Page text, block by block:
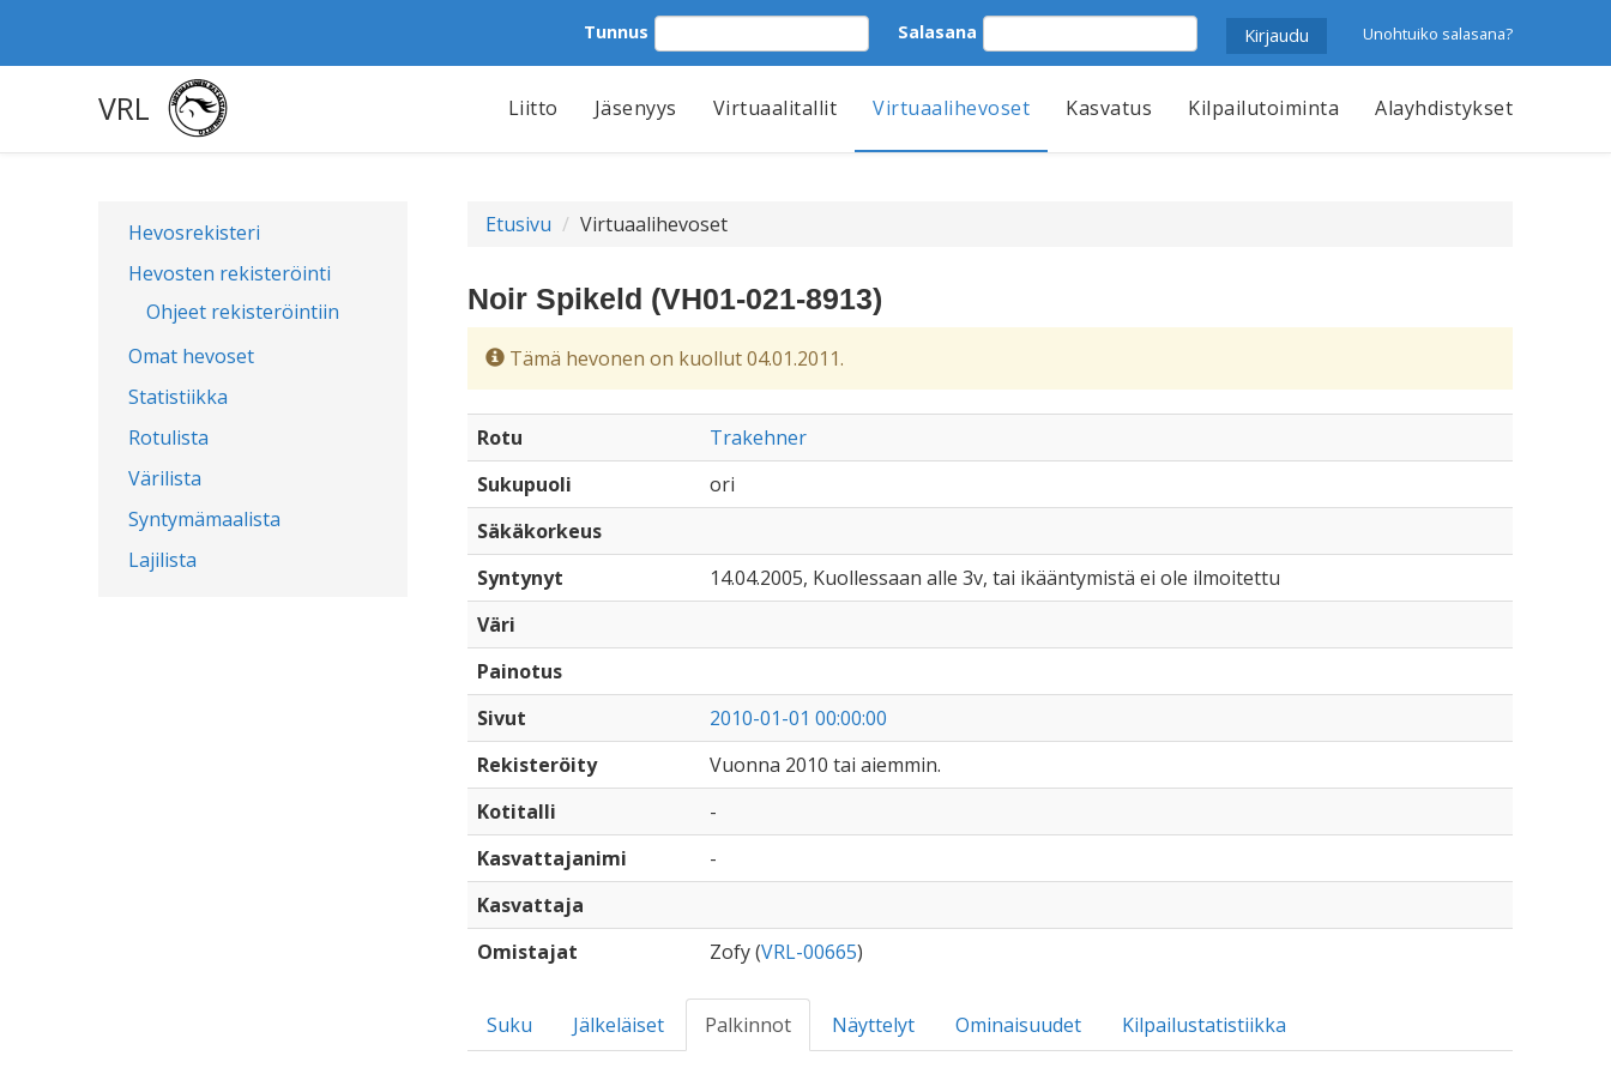
Tunnus Salasana Unohtuiko salasana?
VRL Liitto Jäsenyys Virtuaalitallit Virtuaalihevoset Kasvatus Kilpailutoiminta Alayhdistykset
Hevosrekisteri
Hevosten rekisteröinti
Ohjeet rekisteröintiin
Omat hevoset
Statistiikka
Rotulista
Värilista
Syntymämaalista
Lajilista
Etusivu Virtuaalihevoset
Noir Spikeld (VH01-021-8913)
Tämä hevonen on kuollut 04.01.2011.
Rotu
Trakehner
Sukupuoli
ori
Säkäkorkeus
Syntynyt
14.04.2005, Kuollessaan alle 3v, tai ikääntymistä ei ole ilmoitettu
Väri
Painotus
Sivut
2010-01-01 00:00:00
Rekisteröity
Vuonna 2010 tai aiemmin.
Kotitalli
-
Kasvattajanimi
-
Kasvattaja
Omistajat
Zofy (VRL-00665)
Suku Jälkeläiset Palkinnot Näyttelyt Ominaisuudet Kilpailustatistiikka